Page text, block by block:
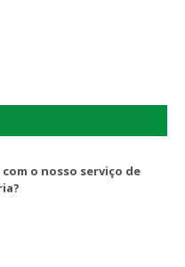
o nosso serviço de